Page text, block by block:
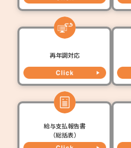
再年調対応
給与支払報告書
（総括表）